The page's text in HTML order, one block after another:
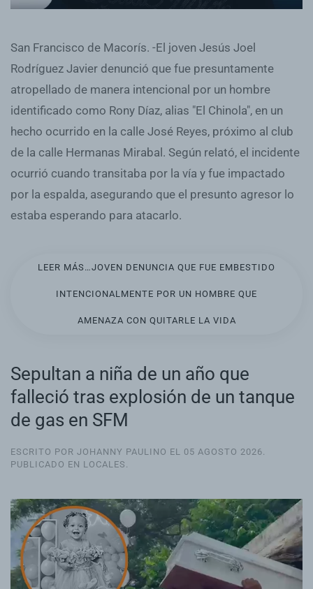
San Francisco de Macorís. -El joven Jesús Joel
Rodríguez Javier denunció que fue presuntamente
atropellado de manera intencional por un hombre
identificado como Rony Díaz, alias "El Chinola", en un
hecho ocurrido en la calle José Reyes, próximo al club
de la calle Hermanas Mirabal. Según relató, el incidente
ocurrió cuando transitaba por la vía y fue impactado
por la espalda, asegurando que el presunto agresor lo
estaba esperando para atacarlo.
LEER MÁS…JOVEN DENUNCIA QUE FUE EMBESTIDO
INTENCIONALMENTE POR UN HOMBRE QUE
AMENAZA CON QUITARLE LA VIDA
Sepultan a niña de un año que
falleció tras explosión de un tanque
de gas en SFM
ESCRITO POR JOHANNY PAULINO EL 05 AGOSTO 2026.
PUBLICADO EN LOCALES .